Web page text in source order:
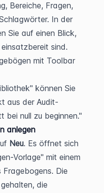
Bereiche, Fragen,
In der
Sie auf einen Blick,
sind.
können Sie
aus der Audit-
bei null zu beginnen.
anlegen
Neu. Es öffnet sich
Vorlage" mit einem
Die
die